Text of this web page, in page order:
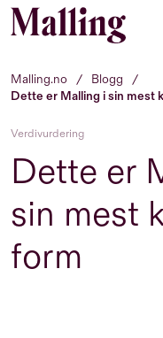
Hopp til innhold
Malling.no / Blogg
/
Dette er Malling i sin mest
Verdivurdering
Dette er
sin mest
form